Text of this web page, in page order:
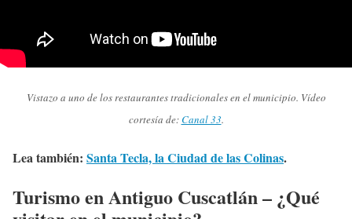
Vistazo a uno de los restaurantes tradicionales en el municipio. Vídeo
cortesía de:Canal 33.
Lea también: Santa Tecla, la Ciudad de las Colinas.
Turismo en Antiguo Cuscatlán – ¿Qué